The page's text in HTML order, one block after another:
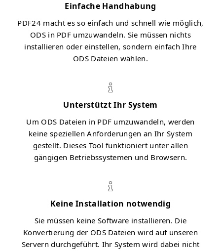
Einfache Handhabung
PDF24 macht es so einfach und schnell wie möglich,
ODS in PDF umzuwandeln. Sie müssen nichts
installieren oder einstellen, sondern einfach Ihre
ODS Dateien wählen.
Unterstützt Ihr System
Um ODS Dateien in PDF umzuwandeln, werden
keine speziellen Anforderungen an Ihr System
gestellt. Dieses Tool funktioniert unter allen
gängigen Betriebssystemen und Browsern.
Keine Installation notwendig
Sie müssen keine Software installieren. Die
Konvertierung der ODS Dateien wird auf unseren
Servern durchgeführt. Ihr System wird dabei nicht